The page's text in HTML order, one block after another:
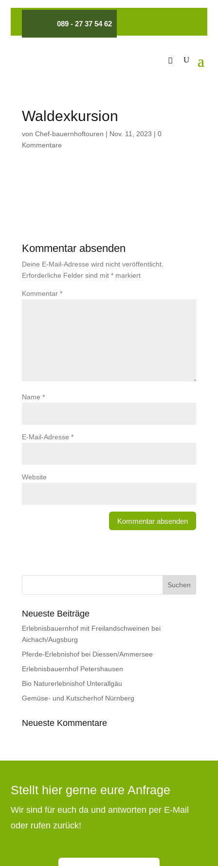
089 - 27 37 54 62
Waldexkursion
von Chef-bauernhoftouren | Nov. 11, 2023 | 0
Kommentare
Kommentar absenden
Deine E-Mail-Adresse wird nicht veröffentlicht.
Erforderliche Felder sind mit *markiert
Kommentar *
Name *
E-Mail-Adresse *
Website
Neueste Beiträge
Erlebnisbauernhof mit Freilandschweinen bei
Aichach/Augsburg
Pferde-Erlebnishof bei Diessen/Ammersee
Erlebnisbauernhof Petershausen
Bio Naturerlebnishof Unterallgäu
Gemüse- und Kutscherhof Nürnberg
Neueste Kommentare
Stellt hier gerne eure Anfrage
Wir sind für euch da und antworten per E-Mail
oder rufen zurück!